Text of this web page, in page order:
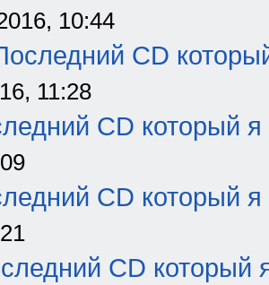
10:44
CD
11:28
CD который я
CD который я
CD который